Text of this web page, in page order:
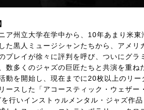
ア州立大学在学中から、10年あまり米
た黒人ミュージシャンたちから、アメ
プレイが徐々に評判を呼び、ついにグ
数多くのジャズの巨匠たちと共演を重ね
動を開始し、現在までに20枚以上のリ
ースした「アコースティック・ウェザ
行いインストゥルメンタル・ジャズ作